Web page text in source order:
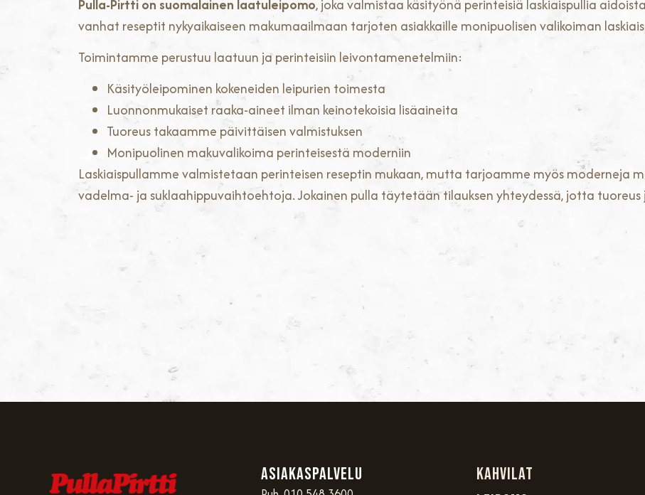
Pulla-Pirtti on suomalainen laatuleipomo, joka valmistaa käsityönä perinteisiä laskiaispullia
vanhat reseptit nykyaikaiseen makumaailmaan tarjoten asiakkaille monipuolisen valikoiman
Toimintamme perustuu laatuun ja perinteisiin leivontamenetelmiin:
Käsityöleipominen kokeneiden leipurien toimesta
Luonnonmukaiset raaka-aineet ilman keinotekoisia lisäaineita
Tuoreus takaamme päivittäisen valmistuksen
Monipuolinen makuvalikoima perinteisestä moderniin
Laskiaispullamme valmistetaan perinteisen reseptin mukaan, mutta tarjoamme myös moderneja
vadelma- ja suklaahippuvaihtoehtoja. Jokainen pulla täytetään tilauksen yhteydessä, jotta
Asiakaspalvelu
Kahvilat